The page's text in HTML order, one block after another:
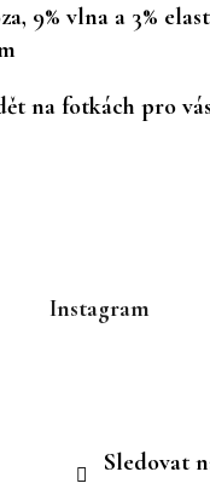
9% vlna a 3%
na fotkách pro
Instagram
Sledovat